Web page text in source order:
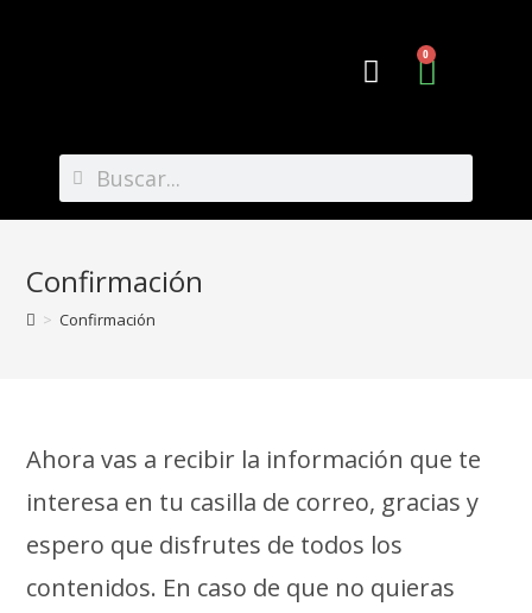
0
Confirmación
> Confirmación
Ahora vas a recibir la información que te
interesa en tu casilla de correo, gracias y
espero que disfrutes de todos los
contenidos. En caso de que no quieras